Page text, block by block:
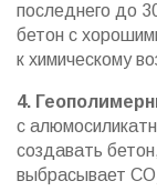
последнего до
бетон с
к химическому
4.
с
создавать
выбрасывает